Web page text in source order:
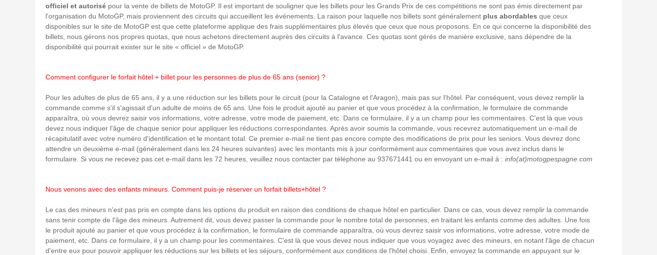
officiel et autorisé pour la vente de billets de MotoGP. Il est important de souligner que les billets pour les Grands Prix de ces compétitions ne sont pas émis directement par
l'organisation du MotoGP, mais proviennent des circuits qui accueillent les événements. La raison pour laquelle nos billets sont généralement plus abordables que ceux
disponibles sur le site de MotoGP est que cette plateforme applique des frais supplémentaires plus élevés que ceux que nous proposons. En ce qui concerne la disponibilité des
billets, nous gérons nos propres quotas, que nous achetons directement auprès des circuits à l'avance. Ces quotas sont gérés de manière exclusive, sans dépendre de la
disponibilité qui pourrait exister sur le site « officiel » de MotoGP.
Comment configurer le forfait hôtel + billet pour les personnes de plus de 65 ans (senior) ?
Pour les adultes de plus de 65 ans, il y a une réduction sur les billets pour le circuit (pour la Catalogne et l'Aragon), mais pas sur l'hôtel. Par conséquent, vous devez remplir la
commande comme s'il s'agissait d'un adulte de moins de 65 ans. Une fois le produit ajouté au panier et que vous procédez à la confirmation, le formulaire de commande
apparaîtra, où vous devrez saisir vos informations, votre adresse, votre mode de paiement, etc. Dans ce formulaire, il y a un champ pour les commentaires. C'est là que vous
devez nous indiquer l'âge de chaque senior pour appliquer les réductions correspondantes. Après avoir soumis la commande, vous recevrez automatiquement un e-mail de
récapitulatif avec votre numéro d'identification et le montant total. Ce premier e-mail ne tient pas encore compte des modifications de prix pour les seniors. Vous devrez donc
attendre un deuxième e-mail (généralement dans les 24 heures suivantes) avec les montants mis à jour conformément aux commentaires que vous avez inclus dans le
formulaire. Si vous ne recevez pas cet e-mail dans les 72 heures, veuillez nous contacter par téléphone au 937671441 ou en envoyant un e-mail à : info(at)motogpespagne.com
Nous venons avec des enfants mineurs. Comment puis-je réserver un forfait billets+hôtel ?
Le cas des mineurs n'est pas pris en compte dans les options du produit en raison des conditions de chaque hôtel en particulier. Dans ce cas, vous devez remplir la commande
sans tenir compte de l'âge des mineurs. Autrement dit, vous devez passer la commande pour le nombre total de personnes, en traitant les enfants comme des adultes. Une fois
le produit ajouté au panier et que vous procédez à la confirmation, le formulaire de commande apparaîtra, où vous devrez saisir vos informations, votre adresse, votre mode de
paiement, etc. Dans ce formulaire, il y a un champ pour les commentaires. C'est là que vous devez nous indiquer que vous voyagez avec des mineurs, en notant l'âge de chacun
d'entre eux pour pouvoir appliquer les réductions sur les billets et les séjours, conformément aux conditions de l'hôtel choisi. Enfin, envoyez la commande en appuyant sur le